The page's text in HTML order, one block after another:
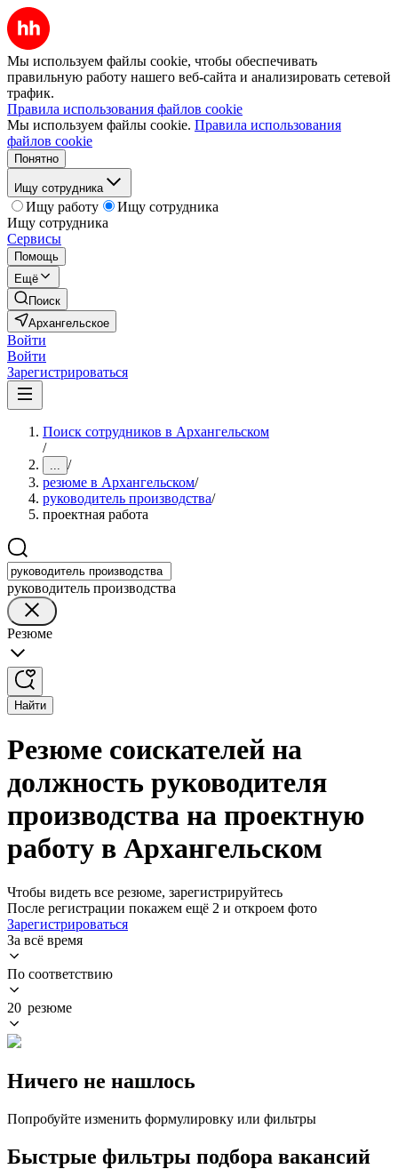
Мы используем файлы cookie, чтобы обеспечивать
правильную работу нашего веб-сайта и анализировать сетевой
трафик.
Правила использования файлов cookie
Мы используем файлы cookie. Правила использования
файлов cookie
Понятно
Ищу сотрудника
Ищу работу
Ищу сотрудника
Ищу сотрудника
Сервисы
Помощь
Ещё
Поиск
Архангельское
Войти
Войти
Зарегистрироваться
Поиск сотрудников в Архангельском
/
... /
резюме в Архангельском/
руководитель производства/
проектная работа
руководитель производства
Резюме
Найти
Резюме соискателей на
должность руководителя
производства на проектную
работу в Архангельском
Чтобы видеть все резюме, зарегистрируйтесь
После регистрации покажем ещё 2 и откроем фото
Зарегистрироваться
За всё время
По соответствию
20 резюме
Ничего не нашлось
Попробуйте изменить формулировку или фильтры
Быстрые фильтры подбора вакансий